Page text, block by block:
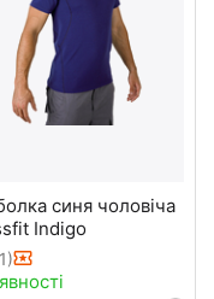
синя чоловіча
Indigo